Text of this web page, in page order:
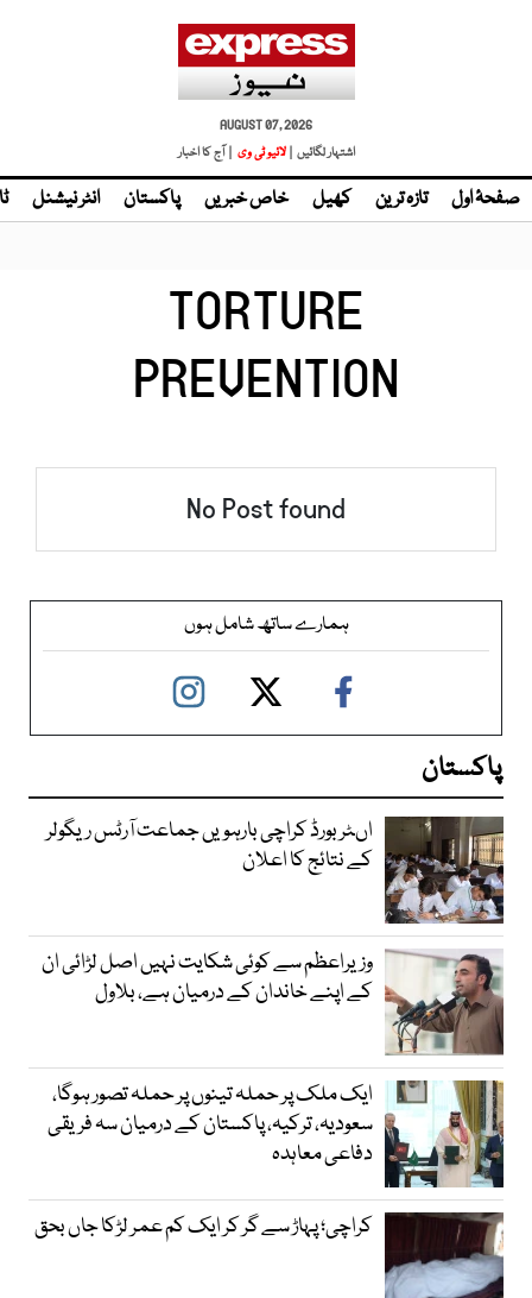
AUGUST 07, 2026
اشتہار لگائیں | لائیو ٹی وی | آج کا اخبار
صفحۂ اول تازہ ترین کھیل خاص خبریں پاکستان انٹر نیشنل
TORTURE
PREVENTION
No Post found
ہمارے ساتھ شامل ہوں
پاکستان
اںٹر بورڈ کراچی بارہویں جماعت آرٹس ریگولر
کے نتائج کا اعلان
وزیراعظم سے کوئی شکایت نہیں اصل لڑائی ان
کے اپنے خاندان کے درمیان ہے، بلاول
ایک ملک پر حملہ تینوں پر حملہ تصور ہوگا،
سعودیہ، ترکیہ، پاکستان کے درمیان سہ فریقی
دفاعی معاہدہ
کراچی؛ پہاڑ سے گر کر ایک کم عمر لڑکا جاں بحق